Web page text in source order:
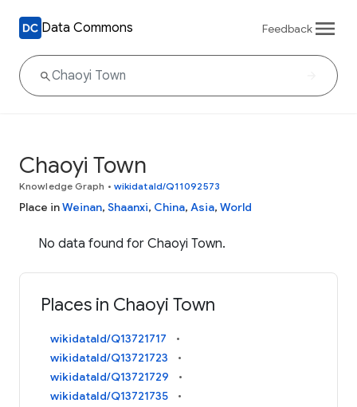
Data Commons Feedback
Chaoyi Town
Knowledge Graph • wikidataId/Q11092573
Place inWeinan, Shaanxi, China, Asia, World
No data found for Chaoyi Town.
Places in Chaoyi Town
wikidataId/Q13721717
wikidataId/Q13721723
wikidataId/Q13721729
wikidataId/Q13721735